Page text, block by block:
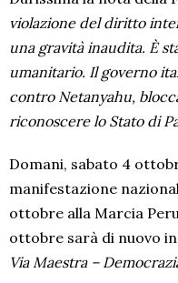
violazione del diritto
una gravità inaudita. È
umanitario. Il governo
contro Netanyahu,
riconoscere lo Stato di
Domani, sabato 4
manifestazione
ottobre alla Marcia
ottobre sarà di nuovo
Via Maestra –